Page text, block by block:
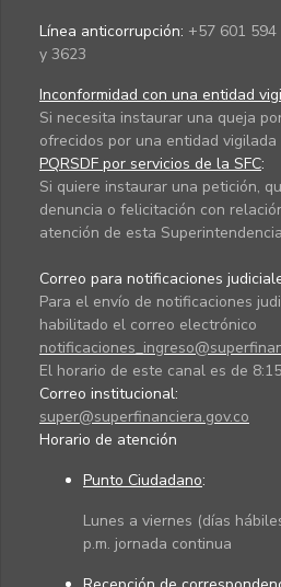
Línea anticorrupción: +57 601
y 3623
Inconformidad con una entidad
Si necesita instaurar una queja
ofrecidos por una entidad vigilada
PQRSDF por servicios de la SFC:
Si quiere instaurar una petición,
denuncia o felicitación con
atención de esta
Correo para notificaciones
Para el envío de notificaciones
habilitado el correo electrónico
El horario de este canal es de
Correo institucional:
super@superfinanciera.gov.co
Horario de atención
Punto Ciudadano:
Lunes a viernes (días
p.m. jornada continua